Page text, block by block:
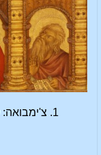
1. צ'ימבואה: